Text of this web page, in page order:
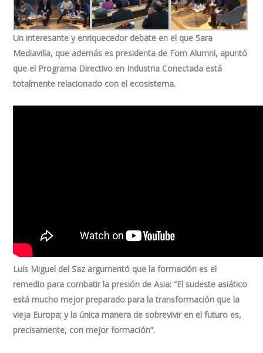
Un interesante y enriquecedor debate en el que Sara
Mediavilla, que además es presidenta de Fom Alumni, apuntó
que el Programa Directivo en Industria Conectada está
totalmente relacionado con el ecosistema.
Luis Miguel del Saz argumentó que la formación es el
remedio para combatir la presión de Asia:“El sudeste asiático
está mucho mejor preparado para la transformación que la
vieja Europa; y la única manera de sobrevivir en el futuro es,
precisamente, con mejor formación”.